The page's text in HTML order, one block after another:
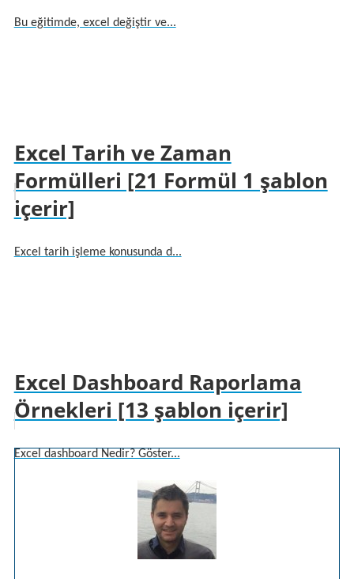
Bu eğitimde, excel değiştir ve...
Excel Tarih ve Zaman
Formülleri [21 Formül 1 şablon
içerir]
Excel tarih işleme konusunda d...
Excel Dashboard Raporlama
Örnekleri [13 şablon içerir]
Excel dashboard Nedir? Göster...